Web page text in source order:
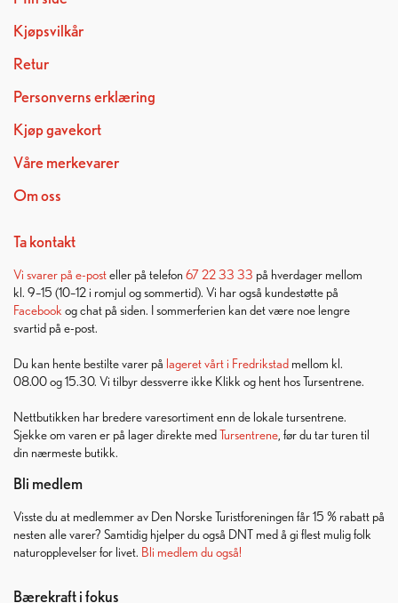
Kjøpsvilkår
Retur
Personverns erklæring
Kjøp gavekort
Våre merkevarer
Om oss
Ta kontakt
Vi svarer på e-posteller på telefon 67 22 33 33 på hverdager mellom
kl. 9–15 (10–12 i romjul og sommertid). Vi har også kundestøtte på
Facebook og chat på siden. I sommerferien kan det være noe lengre
svartid på e-post.
Du kan hente bestilte varer på lageret vårt i Fredrikstad mellom kl.
08.00 og 15.30. Vi tilbyr dessverre ikke Klikk og hent hos Tursentrene.
Nettbutikken har bredere varesortiment enn de lokale tursentrene.
Sjekke om varen er på lager direkte medTursentrene, før du tar turen til
din nærmeste butikk.
Bli medlem
Visste du at medlemmer av Den Norske Turistforeningen får 15 % rabatt på
nesten alle varer? Samtidig hjelper du også DNT med å gi flest mulig folk
naturopplevelser for livet. Bli medlem du også!
Bærekraft i fokus